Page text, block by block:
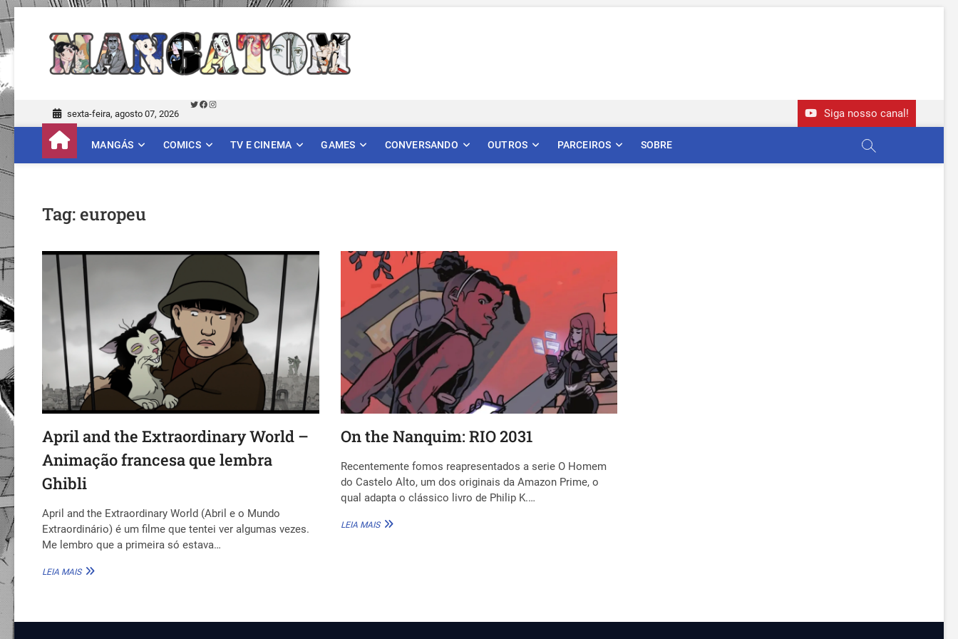
Skip
content
sexta-feira, agosto 07, 2026
Twitter
Facebook
Instagram
Siga nosso canal!
MANGÁS COMICS TV E CINEMA GAMES CONVERSANDO OUTROS PARCEIROS SOBRE
Tag:europeu
April and the Extraordinary World –
Animação francesa que lembra
Ghibli
April and the Extraordinary World (Abril e o Mundo
Extraordinário) é um filme que tentei ver algumas vezes.
Me lembro que a primeira só estava…
LEIA MAISAPRIL
WORLD
On the Nanquim: RIO 2031
Recentemente fomos reapresentados a serie O Homem
do Castelo Alto, um dos originais da Amazon Prime, o
qual adapta o clássico livro de Philip K.…
LEIA MAISON